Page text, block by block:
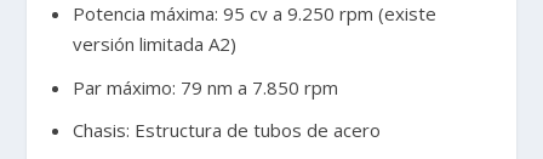
Potencia máxima: 95 cv a 9.250 rpm (existe
versión limitada A2)
Par máximo: 79 nm a 7.850 rpm
Chasis: Estructura de tubos de acero